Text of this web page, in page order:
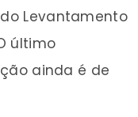
Levantamento
último
ainda é de